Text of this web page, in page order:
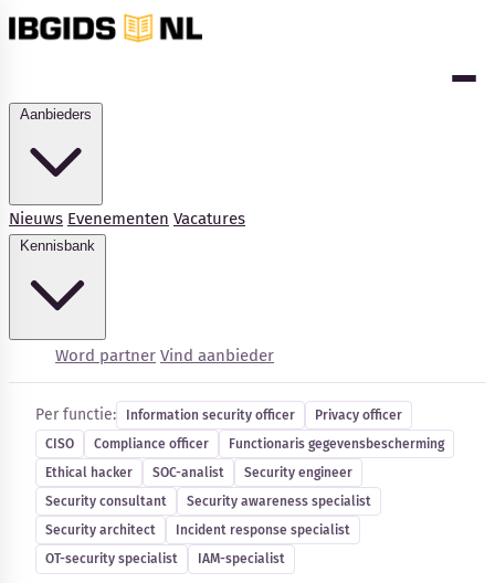
Nieuws Evenementen Vacatures
Word partner Vind aanbieder
Kennisbank
Blog
Bedrijfsupdates
Cybersecurity-vacatures
Per functie: Information security officer
Privacy officer
CISO
Compliance officer
Functionaris gegevensbescherming
Ethical hacker
SOC-analist
Security engineer
Security consultant
Security awareness specialist
Security architect
Incident response specialist
OT-security specialist
IAM-specialist